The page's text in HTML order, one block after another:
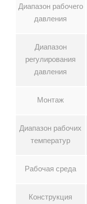
Диапазон рабочего
давления
Диапазон
регулирования
давления
Монтаж
Диапазон рабочих
температур
Рабочая среда
Конструкция